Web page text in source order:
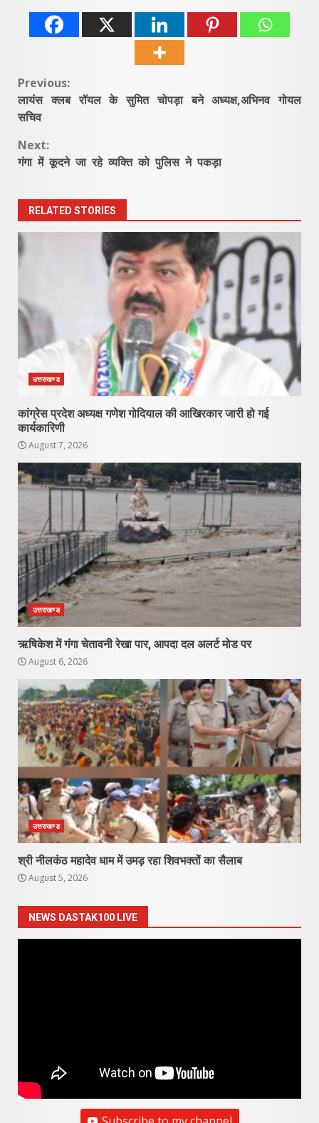
Continue
Reading
Previous:
लायंस क्लब रॉयल के सुमित चोपड़ा बने अध्यक्ष,अभिनव गोयल
सचिव
Next:
गंगा में कूदने जा रहे व्यक्ति को पुलिस ने पकड़ा
RELATED STORIES
उत्तराखण्ड
कांग्रेस प्रदेश अध्यक्ष गणेश गोदियाल की आखिरकार जारी हो गई
कार्यकारिणी
August 7, 2026
उत्तराखण्ड
ऋषिकेश में गंगा चेतावनी रेखा पार, आपदा दल अलर्ट मोड पर
August 6, 2026
उत्तराखण्ड
श्री नीलकंठ महादेव धाम में उमड़ रहा शिवभक्तों का सैलाब
August 5, 2026
NEWS DASTAK100 LIVE